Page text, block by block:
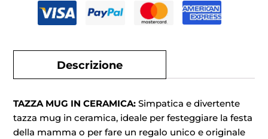
Descrizione
TAZZA MUG IN CERAMICA: Simpatica e divertente
tazza mug in ceramica, ideale per festeggiare la festa
della mamma o per fare un regalo unico e originale